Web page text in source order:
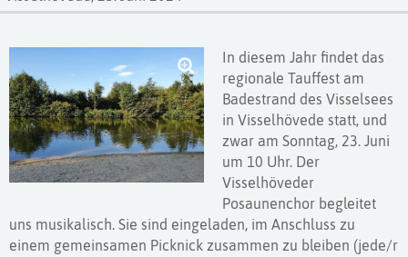
In diesem Jahr findet das
regionale Tauffest am
Badestrand des Visselsees
in Visselhövede statt, und
zwar am Sonntag, 23. Juni
um 10 Uhr. Der
Visselhöveder
Posaunenchor begleitet
uns musikalisch. Sie sind eingeladen, im Anschluss zu
einem gemeinsamen Picknick zusammen zu bleiben (jede/r